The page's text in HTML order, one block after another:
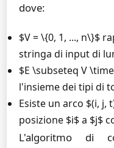
dove:
$V = \{0, 1, ..., n\}$
stringa di input di
$E \subseteq V
l'insieme dei tipi di
Esiste un arco $(i, j,
posizione $i$ a $j$
L'algoritmo di